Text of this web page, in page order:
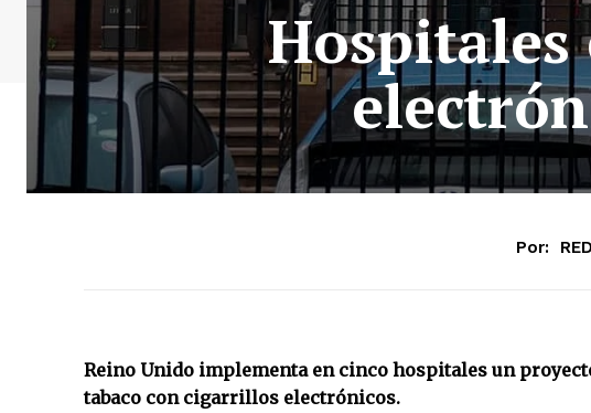
Por:
Reino Unido implementa en cinco hospitales un
tabaco con cigarrillos electrónicos.